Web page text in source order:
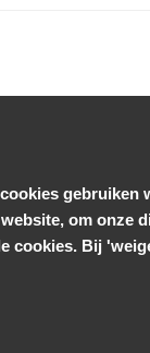
gebruiken
om onze
cookies. Bij